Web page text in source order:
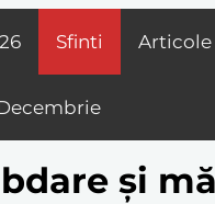
Sfinti Articole
și